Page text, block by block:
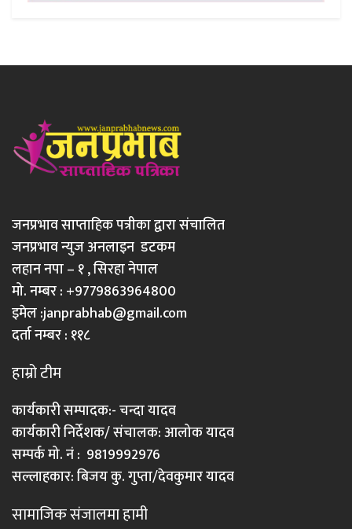
जनप्रभाव साप्ताहिक पत्रीका द्वारा संचालित
जनप्रभाव न्युज अनलाइन डटकम
लहान नपा – १ , सिरहा नेपाल
मो. नम्बर : +9779863964800
इमेल :janprabhab@gmail.com
दर्ता नम्बर : ११८
हाम्रो टीम
कार्यकारी सम्पादक:- चन्दा यादव
कार्यकारी निर्देशक/ संचालक: आलोक यादव
सम्पर्क मो. नं : 9819992976
सल्लाहकार: बिजय कु. गुप्ता/देवकुमार यादव
सामाजिक संजालमा हामी